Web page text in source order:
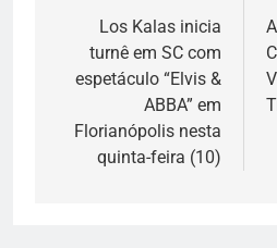
Post
Los Kalas inicia
turnê em SC com
espetáculo “Elvis &
ABBA” em
Florianópolis nesta
quinta-feira (10)